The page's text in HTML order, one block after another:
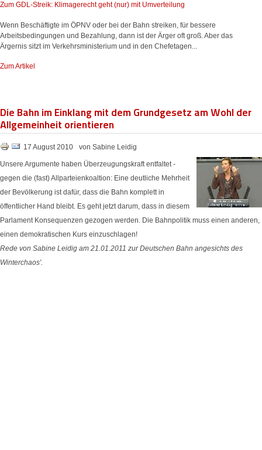
Zum GDL-Streik: Klimagerecht geht (nur) mit Umverteilung
Wenn Beschäftigte im ÖPNV oder bei der Bahn streiken, für bessere
Arbeitsbedingungen und Bezahlung, dann ist der Ärger oft groß. Aber das
Ärgernis sitzt im Verkehrsministerium und in den Chefetagen...
Zum Artikel
Die Bahn im Einklang mit dem Grundgesetz am Wohl der
Allgemeinheit orientieren
17 August 2010 von Sabine Leidig
Unsere Argumente haben Überzeugungskraft entfaltet -
gegen die (fast) Allparteienkoaltion: Eine deutliche Mehrheit
der Bevölkerung ist dafür, dass die Bahn komplett in
öffentlicher Hand bleibt. Es geht jetzt darum, dass in diesem
Parlament Konsequenzen gezogen werden. Die Bahnpolitik muss einen anderen,
einen demokratischen Kurs einzuschlagen!
Rede von Sabine Leidig am 21.01.2011 zur Deutschen Bahn angesichts des
Winterchaos'.